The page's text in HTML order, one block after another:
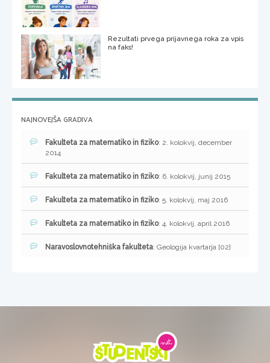
Rezultati prvega prijavnega roka za vpis
na faks!
NAJNOVEJŠA GRADIVA
Fakulteta za matematiko in fiziko: 2. kolokvij, december
2014
Fakulteta za matematiko in fiziko: 6. kolokvij, junij 2015
Fakulteta za matematiko in fiziko: 5. kolokvij, maj 2016
Fakulteta za matematiko in fiziko: 4. kolokvij, april 2016
Naravoslovnotehniška fakulteta: Geologija kvartarja [02]